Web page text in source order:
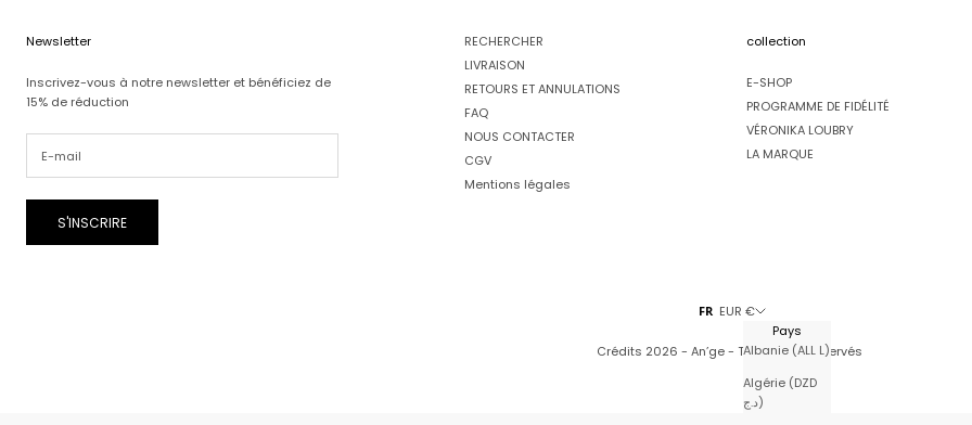
Newsletter
Inscrivez-vous à notre newsletter et bénéficiez de
15% de réduction
S'INSCRIRE
RECHERCHER
LIVRAISON
RETOURS ET ANNULATIONS
FAQ
NOUS CONTACTER
CGV
Mentions légales
collection
E-SHOP
PROGRAMME DE FIDÉLITÉ
VÉRONIKA LOUBRY
LA MARQUE
FR EUR €
Pays
Albanie (ALL L)
Algérie (DZD
د.ج)
Crédits 2026 - An’ge - Tous droits réservés